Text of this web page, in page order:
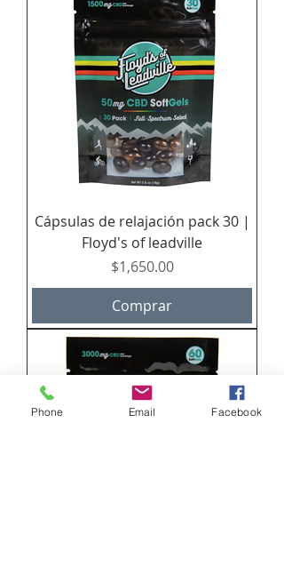
Cápsulas de relajación pack 30 |
Floyd's of leadville
Precio
$1,650.00
Comprar
Phone Email Facebook